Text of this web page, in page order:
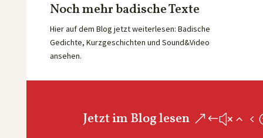
Noch mehr badische Texte
Hier auf dem Blog jetzt weiterlesen: Badische
Gedichte, Kurzgeschichten und Sound&Video
ansehen.
Jetzt im Blog lesen